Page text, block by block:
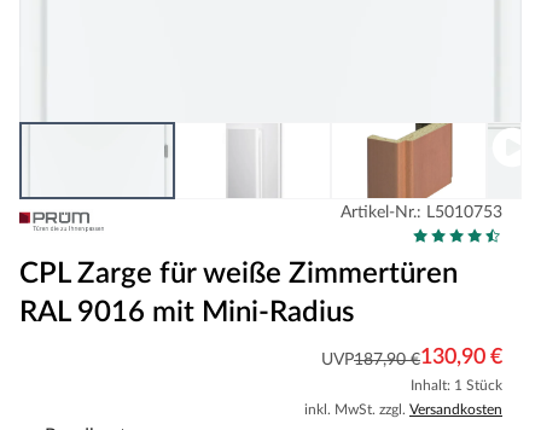
Artikel-Nr.: L5010753
CPL Zarge für weiße Zimmertüren
RAL 9016 mit Mini-Radius
UVP187,90 €130,90 €
Inhalt: 1 Stück
inkl. MwSt. zzgl. Versandkosten